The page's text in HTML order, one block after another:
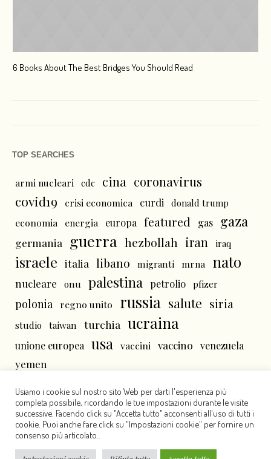
6 Books About The Best Bridges You Should Read
TOP SEARCHES
armi nucleari cdc cina coronavirus
covid19 crisi economica curdi donald trump
economia energia europa featured gas gaza
germania guerra hezbollah iran iraq
israele italia libano migranti mrna nato
nucleare onu palestina petrolio pfizer
polonia regno unito russia salute siria
studio taiwan turchia ucraina
unione europea usa vaccini vaccino venezuela
yemen
Usiamo i cookie sul nostro sito Web per darti l'esperienza più
completa possibile, ricordando le tue impostazioni durante le visite
successive. Facendo click su "Accetta tutto" acconsenti all'uso di tutti i
cookie. Puoi anche fare click su "Impostazioni cookie" per fornire un
consenso più articolato..